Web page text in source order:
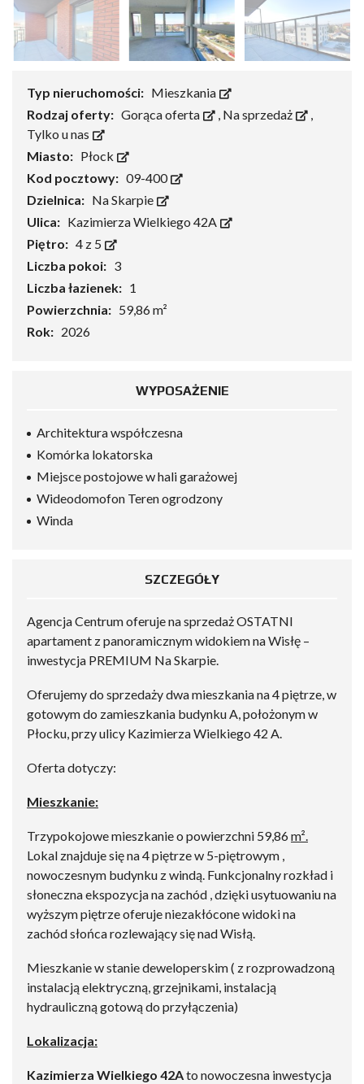
Typ nieruchomości: Mieszkania
Rodzaj oferty: Gorąca oferta , Na sprzedaż
,
Tylko u nas
Miasto: Płock
Kod pocztowy: 09-400
Dzielnica: Na Skarpie
Ulica: Kazimierza Wielkiego 42A
Piętro: 4 z 5
Liczba pokoi: 3
Liczba łazienek: 1
Powierzchnia: 59,86 m²
Rok: 2026
WYPOSAŻENIE
Architektura współczesna
Komórka lokatorska
Miejsce postojowe w hali garażowej
Wideodomofon Teren ogrodzony
Winda
SZCZEGÓŁY
Agencja Centrum oferuje na sprzedaż OSTATNI
apartament z panoramicznym widokiem na Wisłę –
inwestycja PREMIUM Na Skarpie.
Oferujemy do sprzedaży dwa mieszkania na 4 piętrze, w
gotowym do zamieszkania budynku A, położonym w
Płocku, przy ulicy Kazimierza Wielkiego 42 A.
Oferta dotyczy:
Mieszkanie:
Trzypokojowe mieszkanie o powierzchni 59,86m².
Lokal znajduje się na 4 piętrze w 5-piętrowym ,
nowoczesnym budynku z windą. Funkcjonalny rozkład i
słoneczna ekspozycja na zachód , dzięki usytuowaniu na
wyższym piętrze oferuje niezakłócone widoki na
zachód słońca rozlewający się nad Wisłą.
Mieszkanie w stanie deweloperskim ( z rozprowadzoną
instalacją elektryczną, grzejnikami, instalacją
hydrauliczną gotową do przyłączenia)
Lokalizacja:
Kazimierza Wielkiego 42Ato nowoczesna inwestycja